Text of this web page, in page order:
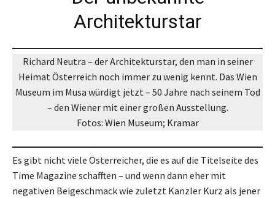
Architekturstar
Richard Neutra – der Architekturstar, den man in seiner
Heimat Österreich noch immer zu wenig kennt. Das Wien
Museum im Musa würdigt jetzt – 50 Jahre nach seinem Tod
– den Wiener mit einer großen Ausstellung.
Fotos: Wien Museum; Kramar
Es gibt nicht viele Österreicher, die es auf die Titelseite des
Time Magazine schafften – und wenn dann eher mit
negativen Beigeschmack wie zuletzt Kanzler Kurz als jener